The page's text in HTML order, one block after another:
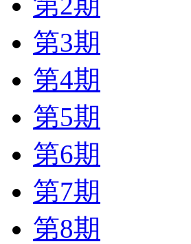
第3期
第4期
第5期
第6期
第7期
第8期